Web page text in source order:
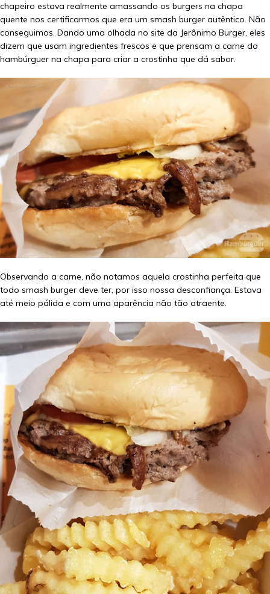
chapeiro estava realmente amassando os burgers na chapa
quente nos certificarmos que era um smash burger autêntico. Não
conseguimos. Dando uma olhada no site da Jerônimo Burger, eles
dizem que usam ingredientes frescos e que prensam a carne do
hambúrguer na chapa para criar a crostinha que dá sabor.
Observando a carne, não notamos aquela crostinha perfeita que
todo smash burger deve ter, por isso nossa desconfiança. Estava
até meio pálida e com uma aparência não tão atraente.